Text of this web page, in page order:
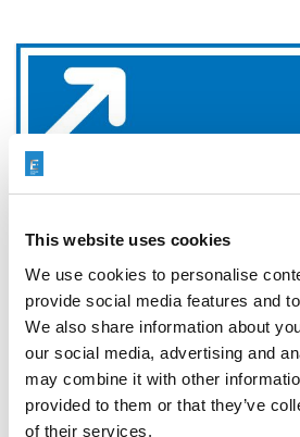
This website uses cookies
We use cookies to personalise
provide social media features and
We also share information about
our social media, advertising and
may combine it with other
provided to them or that they’ve
of their services.
SOLUZIONI DI
AUTOMATIZZATE DA
HONE A MECSPE